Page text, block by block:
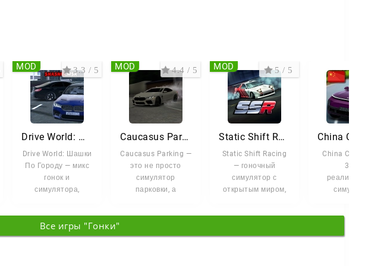
Drive World: Шашки По Городу
Drive World: Шашки
По Городу — микс
гонок и
симулятора,
городских дорог.
3.3 / 5
MOD
Caucasus Parking - Парковка
Caucasus Parking —
это не просто
симулятор
парковки, а
4.4 / 5
MOD
Static Shift Racing
Static Shift Racing
— гоночный
симулятор с
открытым миром,
5 / 5
MOD
China Car Driving
3D —
реалистичный
симулятор
Сядьте за руль
Все игры "Гонки"